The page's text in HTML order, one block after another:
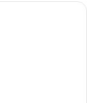
strykejern/-